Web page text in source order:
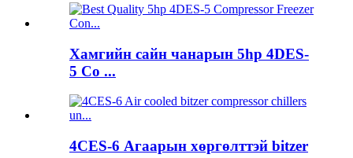
Хамгийн сайн чанарын 5hp 4DES-
5 Co ...
4CES-6 Агаарын хөргөлттэй bitzer